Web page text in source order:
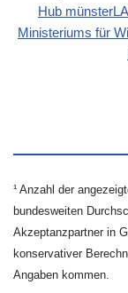
Hub
Ministeriums für
¹ Anzahl der
bundesweiten
Akzeptanzpartner in
konservativer
Angaben kommen.